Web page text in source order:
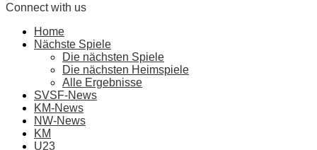
Connect with us
Home
Nächste Spiele
Die nächsten Spiele
Die nächsten Heimspiele
Alle Ergebnisse
SVSF-News
KM-News
NW-News
KM
U23